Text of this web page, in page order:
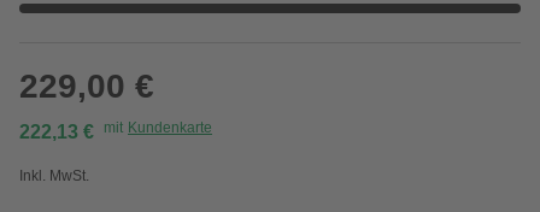
229,00 €
222,13 € mit Kundenkarte
Inkl. MwSt.